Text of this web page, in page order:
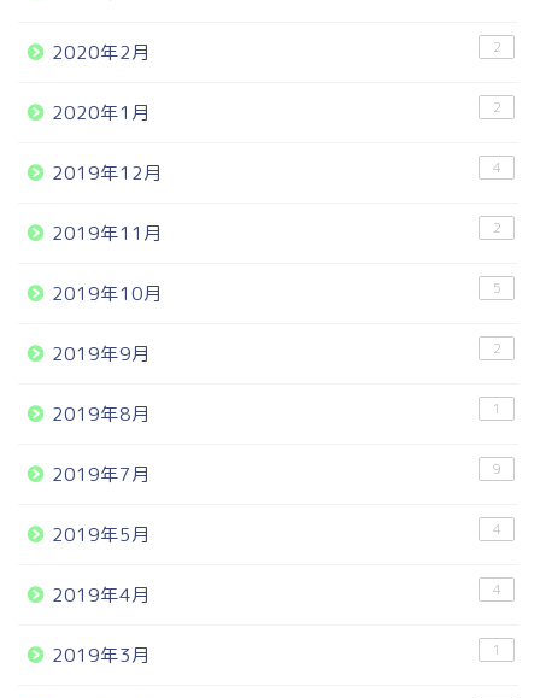
2020年2月 2
2020年1月 2
2019年12月 4
2019年11月 2
2019年10月 5
2019年9月 2
2019年8月 1
2019年7月 9
2019年5月 4
2019年4月 4
2019年3月 1